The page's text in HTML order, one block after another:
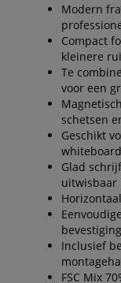
Modern
Compact
kleinere
Te
voor een
schetsen
Geschikt
Glad
uitwisbaar
Inclusief
FSC Mix